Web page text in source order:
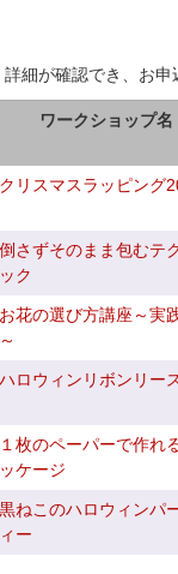
細が確認でき、お申
ワークショップ名
クリスマスラッピング
倒さずそのまま包むテ
ック
お花の選び方講座～実
～
ハロウィンリボンリー
１枚のペーパーで作れ
ッケージ
黒ねこのハロウィンパ
ィー